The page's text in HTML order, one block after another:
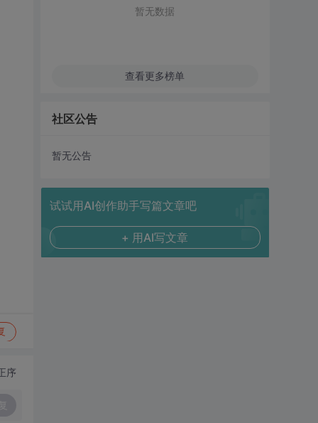
序
暂无数据
查看更多榜单
社区公告
暂无公告
试试用AI创作助手写篇文章吧
+ 用AI写文章